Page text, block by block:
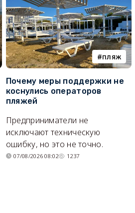
пляж
Почему меры поддержки не
коснулись операторов
пляжей
Предприниматели не
исключают техническую
ошибку, но это не точно.
07/08/2026 08:02 1237